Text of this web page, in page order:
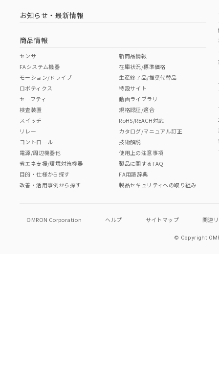
お知らせ・最新情報
商品情報
センサ
FAシステム機器
モーション/ドライブ
ロボティクス
セーフティ
検査装置
スイッチ
リレー
コントロール
電源/周辺機器他
省エネ支援/環境対策機器
目的・仕様から探す
改善・活用事例から探す
新商品情報
在庫状況/標準価格
生産終了品/推奨代替品
特設サイト
動画ライブラリ
規格認証/適合
RoHS/REACH対応
カタログ/マニュアル訂正
技術解説
使用上の注意事項
製品に関するFAQ
FA用語辞典
製品セキュリティへの取り組み
OMRON Corporation ヘルプ サイトマップ 関連
© Copyright